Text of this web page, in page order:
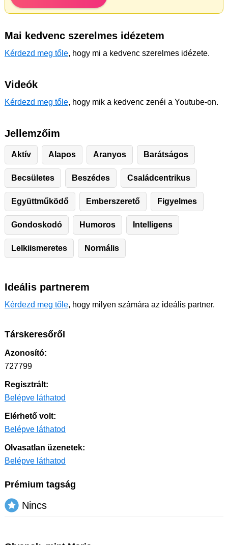
Mai kedvenc szerelmes idézetem
Kérdezd meg tőle, hogy mi a kedvenc szerelmes idézete.
Videók
Kérdezd meg tőle, hogy mik a kedvenc zenéi a Youtube-on.
Jellemzőim
Aktív Alapos Aranyos Barátságos
Becsületes Beszédes Családcentrikus
Együttműködő Emberszerető Figyelmes
Gondoskodó Humoros Intelligens
Lelkiismeretes Normális
Ideális partnerem
Kérdezd meg tőle, hogy milyen számára az ideális partner.
Társkeresőről
Azonosító:
727799
Regisztrált:
Belépve láthatod
Elérhető volt:
Belépve láthatod
Olvasatlan üzenetek:
Belépve láthatod
Prémium tagság
Nincs